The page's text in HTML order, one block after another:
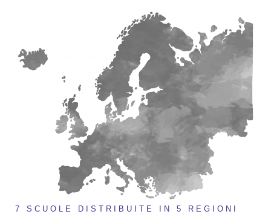
7 SCUOLE DISTRIBUITE IN 5 REGIONI